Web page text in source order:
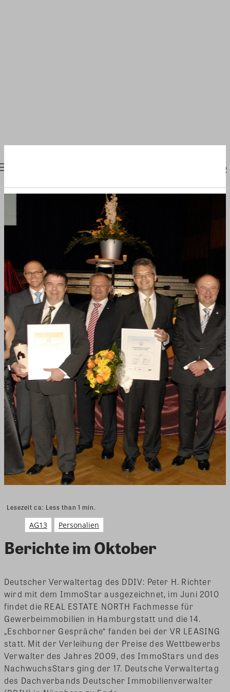
Lesezeit ca: Less than 1 min.
AG13 Personalien
Berichte im Oktober
Deutscher Verwaltertag des DDIV: Peter H. Richter
wird mit dem ImmoStar ausgezeichnet, im Juni 2010
findet die REAL ESTATE NORTH Fachmesse für
Gewerbeimmobilien in Hamburgstatt und die 14.
„Eschborner Gespräche“ fanden bei der VR LEASING
statt. Mit der Verleihung der Preise des Wettbewerbs
Verwalter des Jahres 2009, des ImmoStars und des
NachwuchsStars ging der 17. Deutsche Verwaltertag
des Dachverbands Deutscher Immobilienverwalter